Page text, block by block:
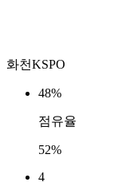
화천KSPO
48%
점유율
52%
4